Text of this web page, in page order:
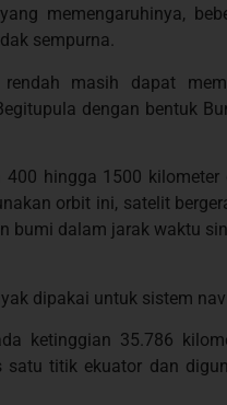
memengaruhinya,
sempurna.
masih dapat
dengan bentuk
hingga 1500 kilometer
orbit ini, satelit
bumi dalam jarak waktu
dipakai untuk sistem
ketinggian 35.786
titik ekuator dan